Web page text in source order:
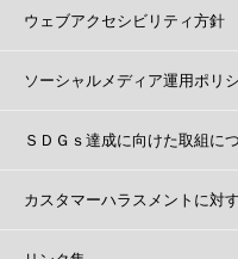
ウェブアクセシビリティ方針
ソーシャルメディア運用ポリ
ＳＤＧｓ達成に向けた取組に
カスタマーハラスメントに対